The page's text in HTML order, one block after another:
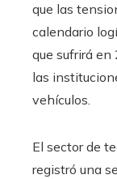
que las
calendario
que sufrirá en
las
vehículos.
El sector de
registró una